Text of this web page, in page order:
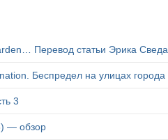
Перевод статьи Эрика
Беспредел на улицах города
3
— обзор